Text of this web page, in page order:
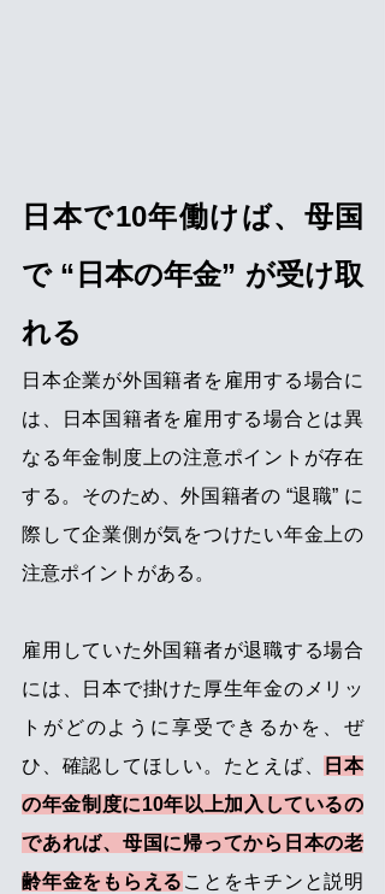
日本で10年働けば、母国
で “日本の年金” が受け取
れる
日本企業が外国籍者を雇用する場合に
は、日本国籍者を雇用する場合とは異
なる年金制度上の注意ポイントが存在
する。そのため、外国籍者の “退職” に
際して企業側が気をつけたい年金上の
注意ポイントがある。
雇用していた外国籍者が退職する場合
には、日本で掛けた厚生年金のメリッ
トがどのように享受できるかを、ぜ
ひ、確認してほしい。たとえば、
日本
の年金制度に10年以上加入しているの
であれば、母国に帰ってから日本の老
齢年金をもらえる ことをキチンと説明